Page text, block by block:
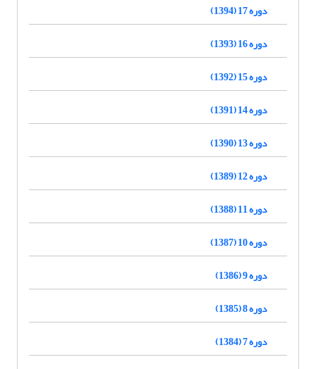
دوره 17 (1394)
دوره 16 (1393)
دوره 15 (1392)
دوره 14 (1391)
دوره 13 (1390)
دوره 12 (1389)
دوره 11 (1388)
دوره 10 (1387)
دوره 9 (1386)
دوره 8 (1385)
دوره 7 (1384)